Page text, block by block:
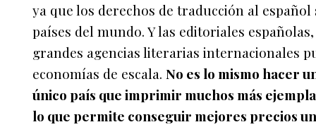
ya que los derechos de traducción al
países del mundo. Y las editoriales
grandes agencias literarias internacionales
economías de escala. No es lo mismo hacer
único país que imprimir muchos más
lo que permite conseguir mejores precios